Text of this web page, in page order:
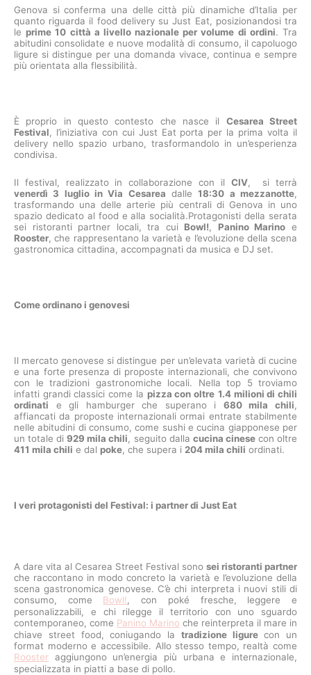
Genova si conferma una delle città più dinamiche d’Italia per
quanto riguarda il food delivery su Just Eat, posizionandosi tra
leprime 10 città a livello nazionale per volume di ordini. Tra
abitudini consolidate e nuove modalità di consumo, il capoluogo
ligure si distingue per una domanda vivace, continua e sempre
più orientata alla flessibilità.
È proprio in questo contesto che nasce il Cesarea Street
Festival, l’iniziativa con cui Just Eat porta per la prima volta il
delivery nello spazio urbano, trasformandolo in un’esperienza
condivisa.
Il festival, realizzato in collaborazione con il CIV, si terrà
venerdì 3 luglio in Via Cesarea dalle18:30 a mezzanotte,
trasformando una delle arterie più centrali di Genova in uno
spazio dedicato al food e alla socialità.Protagonisti della serata
sei ristoranti partner locali, tra cui Bowl!, Panino Marino e
Rooster, che rappresentano la varietà e l’evoluzione della scena
gastronomica cittadina, accompagnati da musica e DJ set.
Come ordinano i genovesi
Il mercato genovese si distingue per un’elevata varietà di cucine
e una forte presenza di proposte internazionali, che convivono
con le tradizioni gastronomiche locali. Nella top 5 troviamo
infatti grandi classici come la pizza con oltre 1.4 milioni di chili
ordinati e gli hamburger che superano i 680 mila chili,
affiancati da proposte internazionali ormai entrate stabilmente
nelle abitudini di consumo, come sushi e cucina giapponese per
un totale di929 mila chili, seguito dalla cucina cinesecon oltre
411 mila chili e dal poke, che supera i 204 mila chili ordinati.
I veri protagonisti del Festival: i partner di Just Eat
A dare vita al Cesarea Street Festival sono sei ristoranti partner
che raccontano in modo concreto la varietà e l’evoluzione della
scena gastronomica genovese. C’è chi interpreta i nuovi stili di
consumo, come Bowl!, con poké fresche, leggere e
personalizzabili, e chi rilegge il territorio con uno sguardo
contemporaneo, come Panino Marino che reinterpreta il mare in
chiave street food, coniugando la tradizione ligurecon un
format moderno e accessibile. Allo stesso tempo, realtà come
Rooster aggiungono un’energia più urbana e internazionale,
specializzata in piatti a base di pollo.